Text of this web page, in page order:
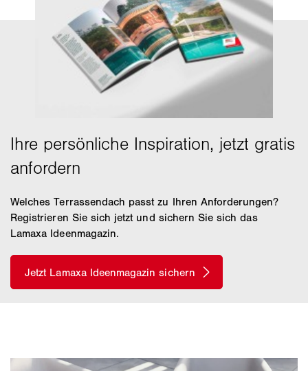
Welches Terrassendach passt zu Ihren Anforderungen?
Registrieren Sie sich jetzt und sichern Sie sich das
Lamaxa Ideenmagazin.